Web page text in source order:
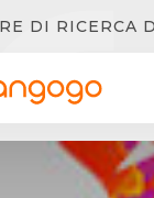
DI RICERCA